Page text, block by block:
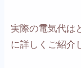
実際の電気代は
に詳しくご紹介